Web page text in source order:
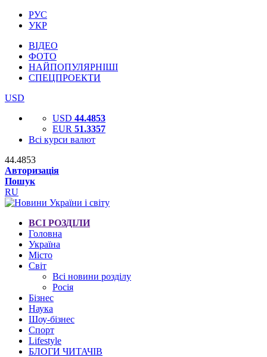
РУС
УКР
ВІДЕО
ФОТО
НАЙПОПУЛЯРНІШІ
СПЕЦПРОЕКТИ
USD
USD 44.4853
EUR 51.3357
Всі курси валют
44.4853
Авторизація
Пошук
RU
ВСІ РОЗДІЛИ
Головна
Україна
Місто
Світ
Всі новини розділу
Росія
Бізнес
Наука
Шоу-бізнес
Спорт
Lifestyle
БЛОГИ ЧИТАЧІВ